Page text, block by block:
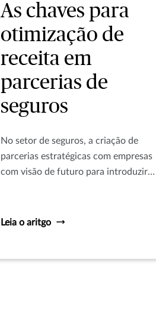
As chaves para
otimização de
receita em
parcerias de
seguros
No setor de seguros, a criação de
parcerias estratégicas com empresas
com visão de futuro para introduzir
para seu crescimento.
Leia o aritgo